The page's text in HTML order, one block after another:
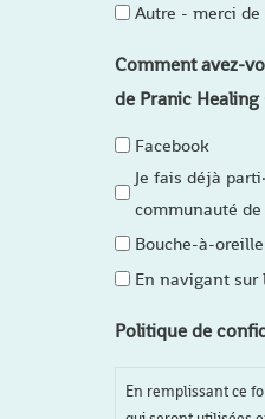
Autre - merci de
Comment avez-
de Pranic
Facebook
Je fais déjà
communauté
Bouche-à-oreille
En navigant sur
Politique de
En remplissant ce